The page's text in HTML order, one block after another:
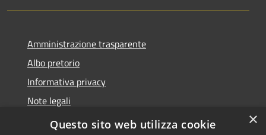
Amministrazione trasparente
Albo pretorio
Informativa privacy
Note legali
Dichiarazione di accessibilità
×
Questo sito web utilizza cookie